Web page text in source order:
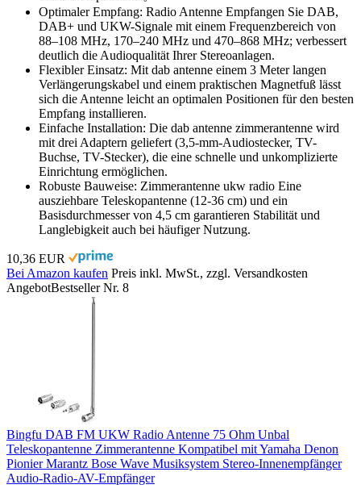
Optimaler Empfang: Radio Antenne Empfangen Sie DAB,
DAB+ und UKW-Signale mit einem Frequenzbereich von
88–108 MHz, 170–240 MHz und 470–868 MHz; verbessert
deutlich die Audioqualität Ihrer Stereoanlagen.
Flexibler Einsatz: Mit dab antenne einem 3 Meter langen
Verlängerungskabel und einem praktischen Magnetfuß lässt
sich die Antenne leicht an optimalen Positionen für den besten
Empfang installieren.
Einfache Installation: Die dab antenne zimmerantenne wird
mit drei Adaptern geliefert (3,5-mm-Audiostecker, TV-
Buchse, TV-Stecker), die eine schnelle und unkomplizierte
Einrichtung ermöglichen.
Robuste Bauweise: Zimmerantenne ukw radio Eine
ausziehbare Teleskopantenne (12-36 cm) und ein
Basisdurchmesser von 4,5 cm garantieren Stabilität und
Langlebigkeit auch bei häufiger Nutzung.
10,36 EUR
Bei Amazon kaufen Preis inkl. MwSt., zzgl. Versandkosten
AngebotBestseller Nr. 8
Bingfu DAB FM UKW Radio Antenne 75 Ohm Unbal
Teleskopantenne Zimmerantenne Kompatibel mit Yamaha Denon
Pionier Marantz Bose Wave Musiksystem Stereo-Innenempfänger
Audio-Radio-AV-Empfänger